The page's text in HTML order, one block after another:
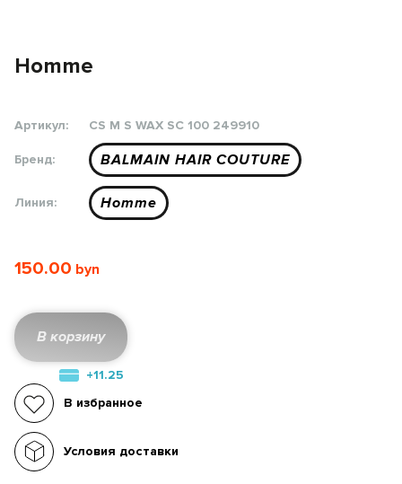
Homme
Артикул: CS M S WAX SC 100 249910
Бренд: BALMAIN HAIR COUTURE
Линия: Homme
150.00
В корзину
+11.25
В избранное
Условия доставки